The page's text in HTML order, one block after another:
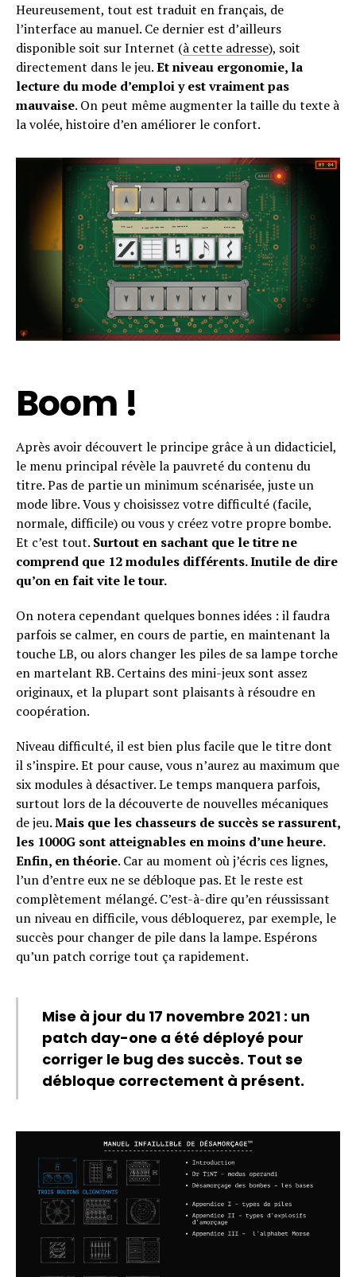
Heureusement, tout est traduit en français, de
l’interface au manuel. Ce dernier est d’ailleurs
disponible soit sur Internet (à cette adresse), soit
directement dans le jeu.Et niveau ergonomie, la
lecture du mode d’emploi y est vraiment pas
mauvaise. On peut même augmenter la taille du texte à
la volée, histoire d’en améliorer le confort.
Boom !
Après avoir découvert le principe grâce à un didacticiel,
le menu principal révèle la pauvreté du contenu du
titre. Pas de partie un minimum scénarisée, juste un
mode libre. Vous y choisissez votre difficulté (facile,
normale, difficile) ou vous y créez votre propre bombe.
Et c’est tout. Surtout en sachant que le titre ne
comprend que 12 modules différents. Inutile de dire
qu’on en fait vite le tour.
On notera cependant quelques bonnes idées : il faudra
parfois se calmer, en cours de partie, en maintenant la
touche LB, ou alors changer les piles de sa lampe torche
en martelant RB. Certains des mini-jeux sont assez
originaux, et la plupart sont plaisants à résoudre en
coopération.
Niveau difficulté, il est bien plus facile que le titre dont
il s’inspire. Et pour cause, vous n’aurez au maximum que
six modules à désactiver. Le temps manquera parfois,
surtout lors de la découverte de nouvelles mécaniques
de jeu. Mais que les chasseurs de succès se rassurent,
les 1000G sont atteignables en moins d’une heure.
Enfin, en théorie. Car au moment où j’écris ces lignes,
l’un d’entre eux ne se débloque pas. Et le reste est
complètement mélangé. C’est-à-dire qu’en réussissant
un niveau en difficile, vous débloquerez, par exemple, le
succès pour changer de pile dans la lampe. Espérons
qu’un patch corrige tout ça rapidement.
Mise à jour du 17 novembre 2021 : un
patch day-one a été déployé pour
corriger le bug des succès. Tout se
débloque correctement à présent.
Flipboard
Reddit
Pinterest
Email